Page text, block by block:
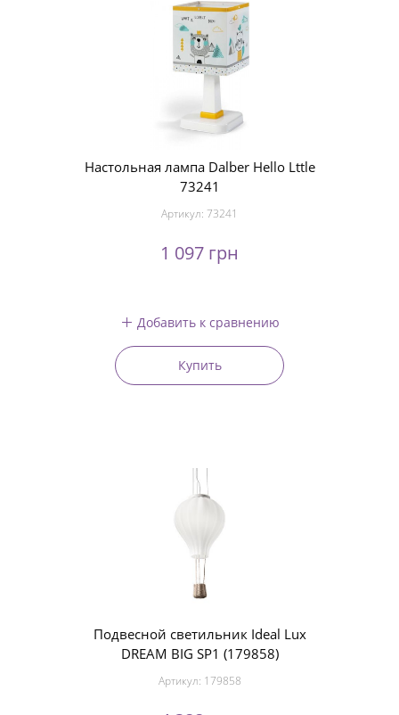
Настольная лампа Dalber Hello Lttle
73241
Артикул: 73241
1 097 грн
Добавить к сравнению
Купить
Подвесной светильник Ideal Lux
DREAM BIG SP1 (179858)
Артикул: 179858